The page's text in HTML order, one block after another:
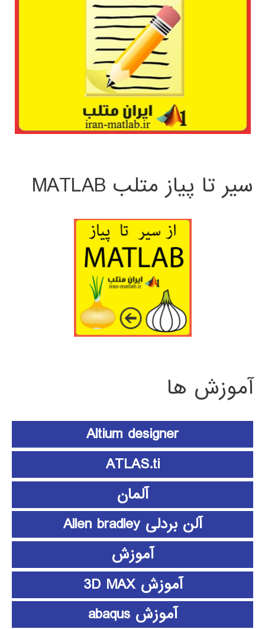
سیر تا پیاز متلب MATLAB
آموزش ها
Altium designer
ATLAS.ti
آلمان
آلن بردلی Allen bradley
آموزش
آموزش 3D MAX
آموزش abaqus